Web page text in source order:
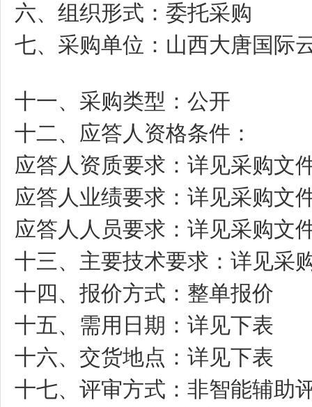
六、组织形式：委托采购
七、采购单位：山西大唐国际
十一、采购类型：公开
十二、应答人资格条件：
应答人资质要求：详见采购文
应答人业绩要求：详见采购文
应答人人员要求：详见采购文
十三、主要技术要求：详见采
十四、报价方式：整单报价
十五、需用日期：详见下表
十六、交货地点：详见下表
十七、评审方式：非智能辅助